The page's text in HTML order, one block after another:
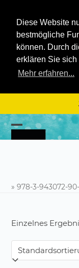
Diese Website
bestmögliche
können. Durch
erklären Sie
Mehr erfahren...
Skip
to
content
Open
Close
»978-3-943072-
Einzelnes